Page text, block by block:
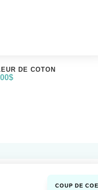
DE COTON
$
COUP DE